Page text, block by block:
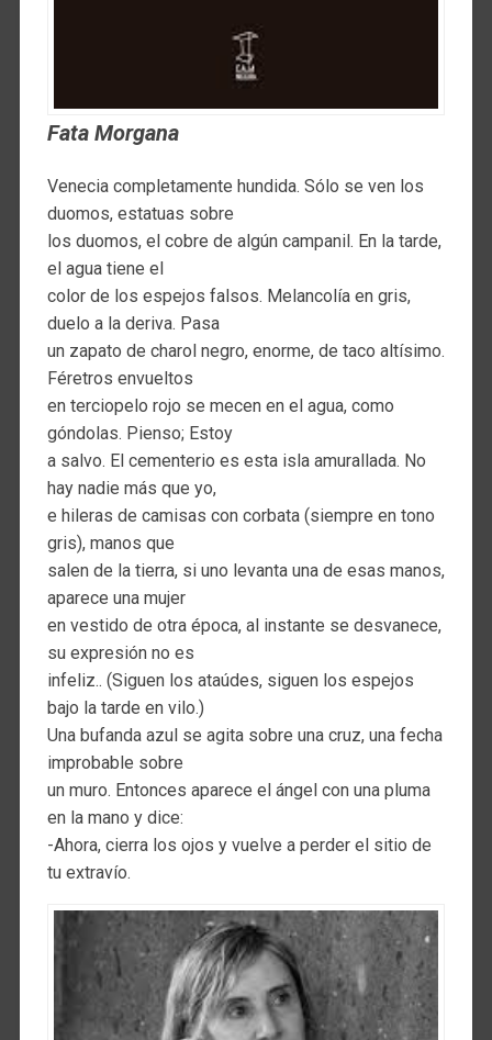
Fata Morgana
Venecia completamente hundida. Sólo se ven los
duomos, estatuas sobre
los duomos, el cobre de algún campanil. En la tarde,
el agua tiene el
color de los espejos falsos. Melancolía en gris,
duelo a la deriva. Pasa
un zapato de charol negro, enorme, de taco altísimo.
Féretros envueltos
en terciopelo rojo se mecen en el agua, como
góndolas. Pienso; Estoy
a salvo. El cementerio es esta isla amurallada. No
hay nadie más que yo,
e hileras de camisas con corbata (siempre en tono
gris), manos que
salen de la tierra, si uno levanta una de esas manos,
aparece una mujer
en vestido de otra época, al instante se desvanece,
su expresión no es
infeliz.. (Siguen los ataúdes, siguen los espejos
bajo la tarde en vilo.)
Una bufanda azul se agita sobre una cruz, una fecha
improbable sobre
un muro. Entonces aparece el ángel con una pluma
en la mano y dice:
-Ahora, cierra los ojos y vuelve a perder el sitio de
tu extravío.